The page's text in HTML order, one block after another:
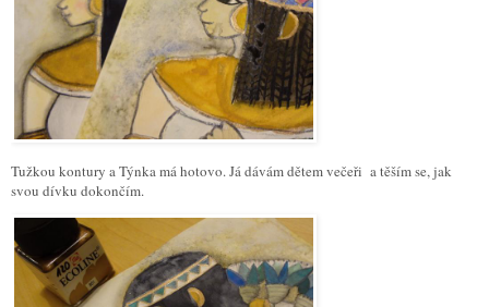
Tužkou kontury a Týnka má hotovo. Já dávám dětem večeři a těším se, jak
svou dívku dokončím.